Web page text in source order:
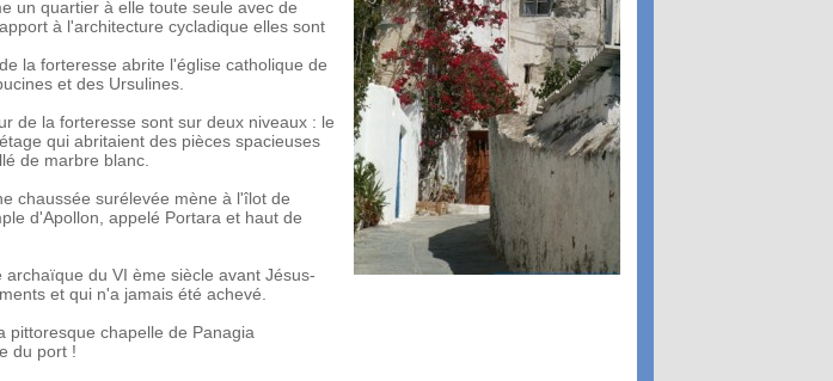
un quartier à elle toute seule avec de
à l'architecture cycladique elles sont
la forteresse abrite l'église catholique de
et des Ursulines.
de la forteresse sont sur deux niveaux : le
qui abritaient des pièces spacieuses
de marbre blanc.
chaussée surélevée mène à l'îlot de
d'Apollon, appelé Portara et haut de
du VI ème siècle avant Jésus-
et qui n'a jamais été achevé.
pittoresque chapelle de Panagia
du port !